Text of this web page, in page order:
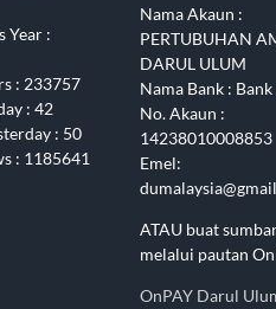
Year :
: 233757
: 42
: 50
: 1185641
Nama Akaun :
PERTUBUHAN
DARUL ULUM
Nama Bank : Bank
No. Akaun :
14238010008853
Emel:
ATAU buat
melalui pautan
OnPAY Darul